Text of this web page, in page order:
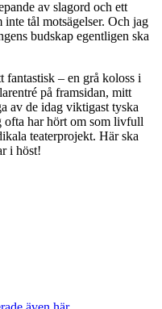
av slagord och ett
tål motsägelser. Och jag
budskap egentligen ska
fantastisk – en grå koloss i
på framsidan, mitt
av de idag viktigast tyska
ofta har hört om som livfull
teaterprojekt. Här ska
i höst!